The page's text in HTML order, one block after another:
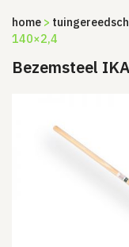
home >
140×2,4
Bezemsteel